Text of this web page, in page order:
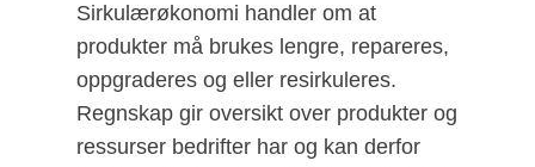
Sirkulærøkonomi handler om at
produkter må brukes lengre, repareres,
oppgraderes og eller resirkuleres.
Regnskap gir oversikt over produkter og
ressurser bedrifter har og kan derfor